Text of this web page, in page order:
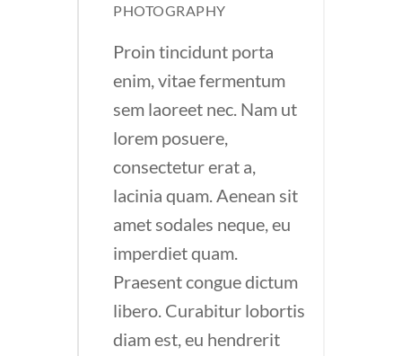
PHOTOGRAPHY
Proin tincidunt porta
enim, vitae fermentum
sem laoreet nec. Nam ut
lorem posuere,
consectetur erat a,
lacinia quam. Aenean sit
amet sodales neque, eu
imperdiet quam.
Praesent congue dictum
libero. Curabitur lobortis
diam est, eu hendrerit